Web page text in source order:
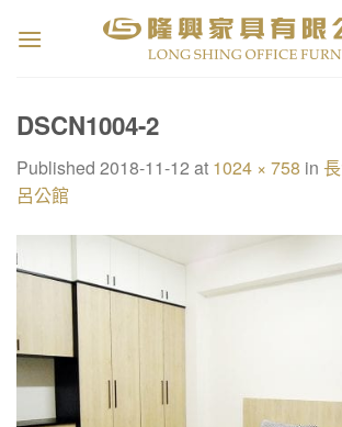
DSCN1004-2
Published 2018-11-12 at 1024 × 758 in
呂公館